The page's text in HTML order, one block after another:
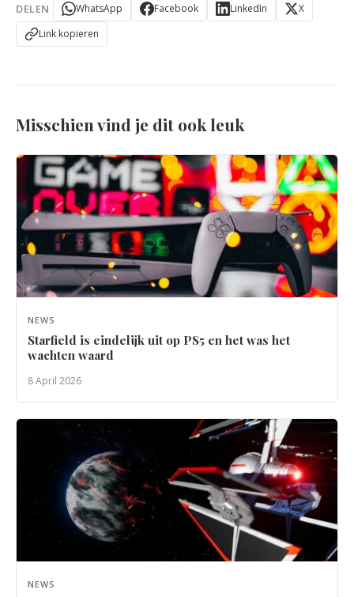
DELEN WhatsApp Facebook LinkedIn
X
Link kopieren
Misschien vind je dit ook leuk
NEWS
Starfield is eindelijk uit op PS5 en het was het
wachten waard
8 April 2026
NEWS